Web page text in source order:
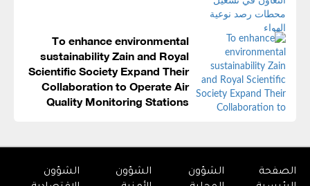
To enhance environmental
sustainability Zain and Royal
Scientific Society Expand Their
Collaboration to Operate Air
Quality Monitoring Stations
الصفحة
الشؤون
الشؤون
الشؤون